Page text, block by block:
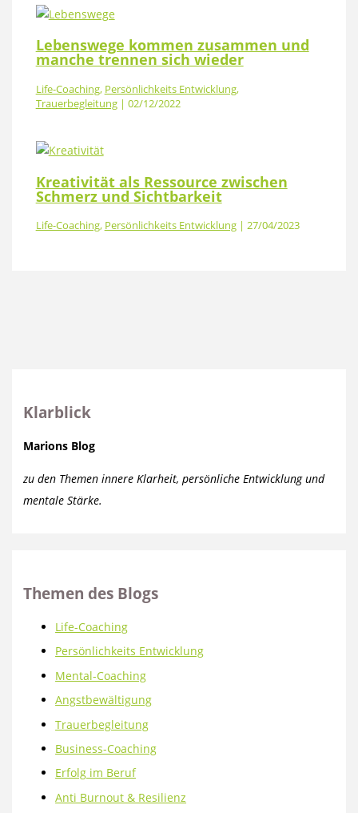
Lebenswege kommen zusammen und
manche trennen sich wieder
Life-Coaching, Persönlichkeits Entwicklung,
Trauerbegleitung| 02/12/2022
Kreativität als Ressource zwischen
Schmerz und Sichtbarkeit
Life-Coaching, Persönlichkeits Entwicklung| 27/04/2023
Klarblick
Marions Blog
zu den Themen innere Klarheit, persönliche Entwicklung und
mentale Stärke.
Themen des Blogs
Life-Coaching
Persönlichkeits Entwicklung
Mental-Coaching
Angstbewältigung
Trauerbegleitung
Business-Coaching
Erfolg im Beruf
Anti Burnout & Resilienz